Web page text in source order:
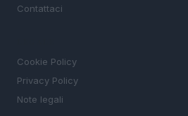
Contattaci
Cookie Policy
Privacy Policy
Note legali